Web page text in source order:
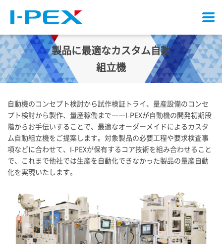
ニ
ュ
ー
製品に最適なカスタム自動
組立機
自動機のコンセプト検討から試作検証トライ、量産設備のコンセ
プト検討から製作、量産稼働まで――I-PEXが自動機の開発初期段
階からお手伝いすることで、最適なオーダーメイドによるカスタ
ム自動組立機をご提案します。対象製品の必要工程や要求検査事
項などに合わせて、 I-PEXが保有するコア技術を組み合わせること
で、これまで他社では生産を自動化できなかった製品の量産自動
化を実現いたします。